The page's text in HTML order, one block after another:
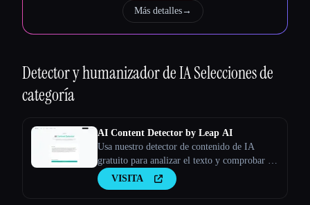
Más detalles→
Detector y humanizador de IASelecciones de
categoría
AI Content Detector by Leap AI
Usa nuestro detector de contenido de IA
gratuito para analizar el texto y comprobar si
lo ha generado la IA o no. Herramienta AI
Checker, 100% gratis para siempre.
VISITA